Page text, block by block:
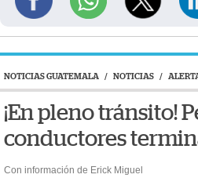
NOTICIAS GUATEMALA / NOTICIAS /
¡En pleno tránsito!
conductores
Con información de Erick Miguel